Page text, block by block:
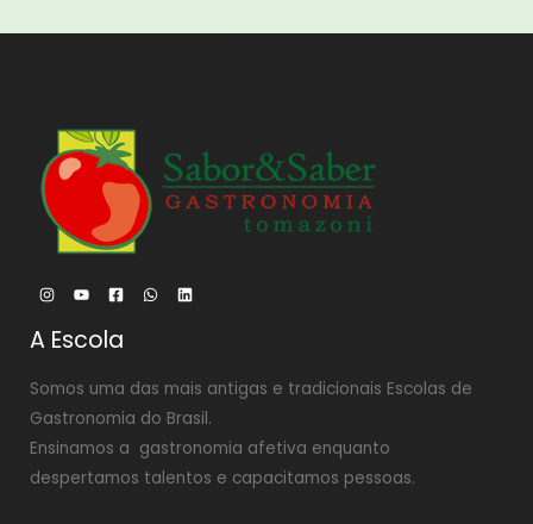
A Escola
Somos uma das mais antigas e tradicionais Escolas de
Gastronomia do Brasil.
Ensinamos a gastronomia afetiva enquanto
despertamos talentos e capacitamos pessoas.